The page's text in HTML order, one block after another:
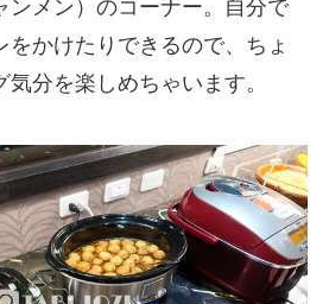
ンメン）のコーナー。自分で
をかけたりできるので、ちょ
分を楽しめちゃいます。